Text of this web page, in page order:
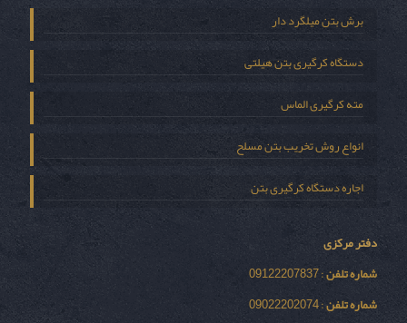
برش بتن میلگرد دار
دستگاه کرگیری بتن هیلتی
مته کرگیری الماس
انواع روش تخریب بتن مسلح
اجاره دستگاه کرگیری بتن
دفتر مرکزی
شماره تلفن: 09122207837
شماره تلفن: 09022202074